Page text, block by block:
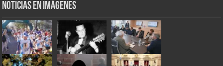
Noticias en Imágenes